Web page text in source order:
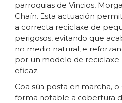
parroquias de Vincios,
Chaín. Esta actuación
a correcta reciclaxe de
perigosos, evitando que
no medio natural, e
por un modelo de
eficaz.
Coa súa posta en marcha,
forma notable a cobertura